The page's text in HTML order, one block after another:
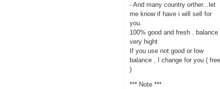
- And many country orther...let
me know if have i will sell for
you.
100% good and fresh . balance
very hight
If you use not good or low
balance , I change for you (
)
*** Note ***